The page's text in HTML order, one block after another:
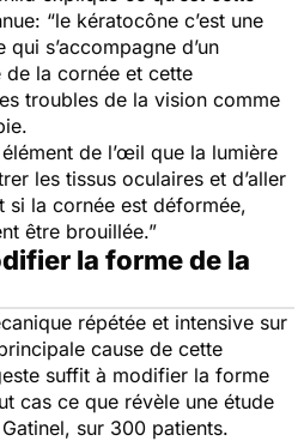
“le kératocône c’est une
s’accompagne d’un
de la cornée et cette
troubles de la vision comme
de l’œil que la lumière
les tissus oculaires et d’aller
si la cornée est déformée,
être brouillée.”
la forme de la
répétée et intensive sur
cause de cette
suffit à modifier la forme
cas ce que révèle une étude
sur 300 patients.